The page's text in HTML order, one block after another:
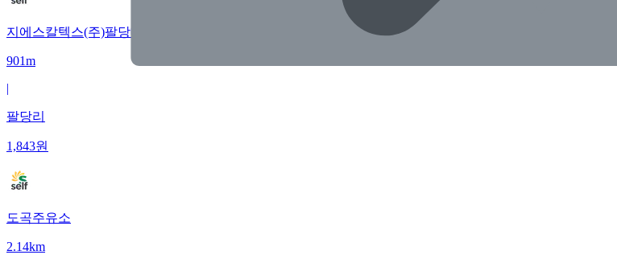
지에스칼텍스(주)팔당대교주유소
901m
|
팔당리
1,843원
도곡주유소
2.14km